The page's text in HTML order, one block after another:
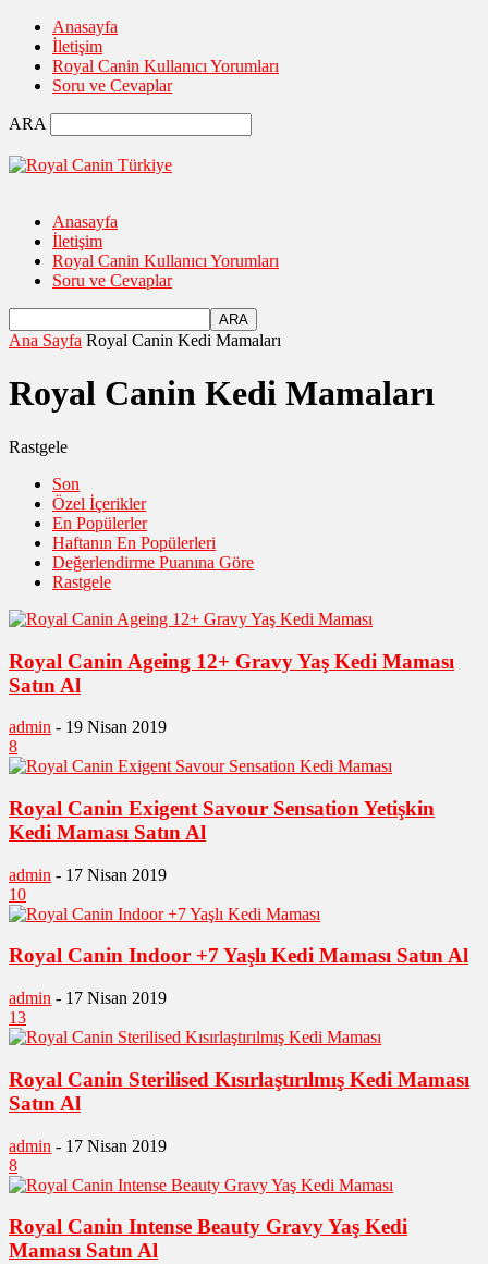
Anasayfa
İletişim
Royal Canin Kullanıcı Yorumları
Soru ve Cevaplar
ARA
Anasayfa
İletişim
Royal Canin Kullanıcı Yorumları
Soru ve Cevaplar
Ana Sayfa Royal Canin Kedi Mamaları
Royal Canin Kedi Mamaları
Rastgele
Son
Özel İçerikler
En Popülerler
Haftanın En Popülerleri
Değerlendirme Puanına Göre
Rastgele
Royal Canin Ageing 12+ Gravy Yaş Kedi Maması
Satın Al
admin - 19 Nisan 2019
8
Royal Canin Exigent Savour Sensation Yetişkin
Kedi Maması Satın Al
admin - 17 Nisan 2019
10
Royal Canin Indoor +7 Yaşlı Kedi Maması Satın Al
admin - 17 Nisan 2019
13
Royal Canin Sterilised Kısırlaştırılmış Kedi Maması
Satın Al
admin - 17 Nisan 2019
8
Royal Canin Intense Beauty Gravy Yaş Kedi
Maması Satın Al